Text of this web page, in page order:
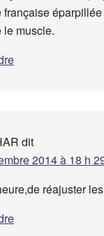
française
le muscle.
dit
2014 à 18 h
réajuster